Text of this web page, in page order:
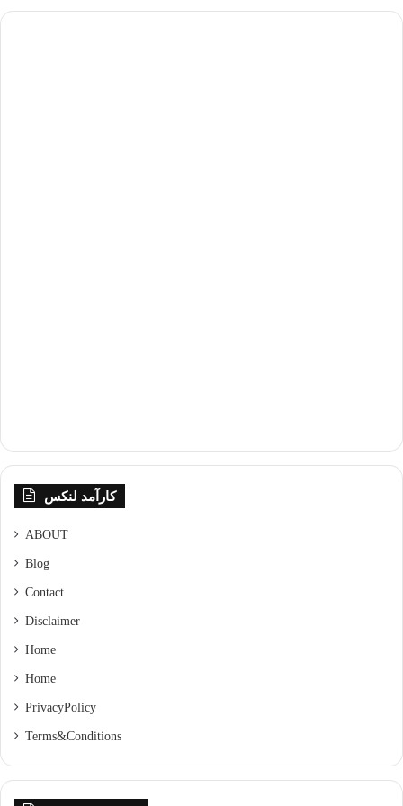
کارآمد لنکس
ABOUT
Blog
Contact
Disclaimer
Home
Home
Privacy Policy
Terms & Conditions